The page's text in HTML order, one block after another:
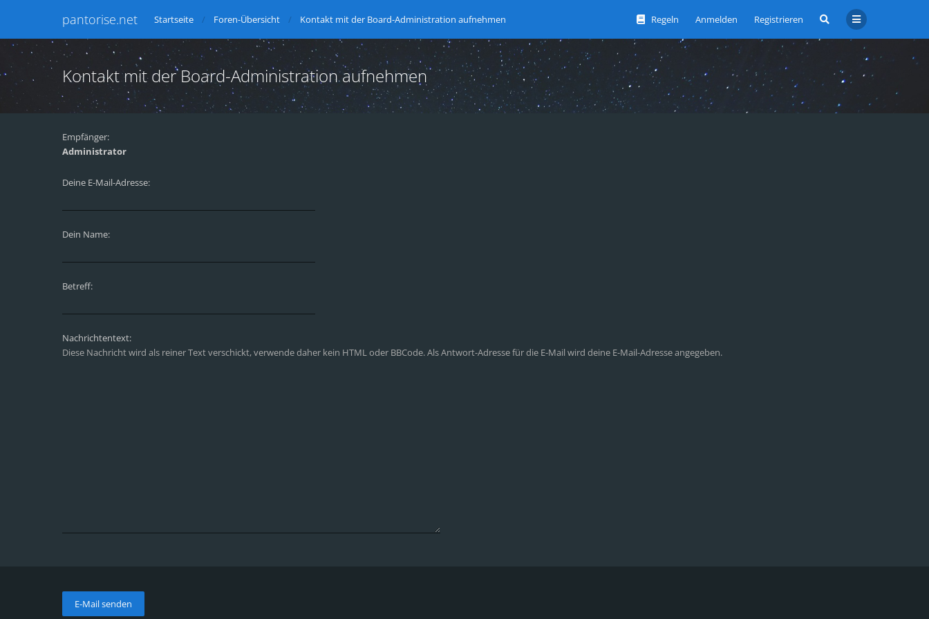
pantorise.net Regeln Anmelden Registrieren
Startseite Foren-Übersicht Kontakt mit der Board-Administration aufnehmen
Kontakt mit der Board-Administration aufnehmen
Empfänger:
Administrator
Deine E-Mail-Adresse:
Dein Name:
Betreff:
Nachrichtentext:
Diese Nachricht wird als reiner Text verschickt, verwende daher kein HTML oder BBCode. Als Antwort-Adresse für die E-Mail wird deine E-Mail-Adresse angegeben.